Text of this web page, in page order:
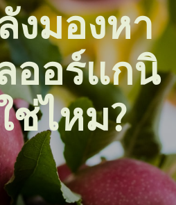
มองหา
ออร์แกนิ
ช่ไหม?